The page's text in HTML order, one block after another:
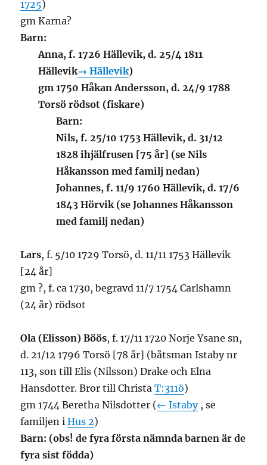
1725)
gm Karna?
Barn:
Anna, f. 1726 Hällevik, d. 25/4 1811
Hällevik→ Hällevik)
gm 1750 Håkan Andersson, d. 24/9 1788
Torsö rödsot (fiskare)
Barn:
Nils, f. 25/10 1753 Hällevik, d. 31/12
1828 ihjälfrusen [75 år] (se Nils
Håkansson med familj nedan)
Johannes, f. 11/9 1760 Hällevik, d. 17/6
1843 Hörvik (se Johannes Håkansson
med familj nedan)
Lars, f. 5/10 1729 Torsö, d. 11/11 1753 Hällevik
[24 år]
gm ?, f. ca 1730, begravd 11/7 1754 Carlshamn
(24 år) rödsot
Ola (Elisson) Böös, f. 17/11 1720 Norje Ysane sn,
d. 21/12 1796 Torsö [78 år] (båtsman Istaby nr
113, son till Elis (Nilsson) Drake och Elna
Hansdotter. Bror till ChristaT:311ö)
gm 1744 Beretha Nilsdotter (← Istaby, se
familjen iHus 2)
Barn: (obs! de fyra första nämnda barnen är de
fyra sist födda)